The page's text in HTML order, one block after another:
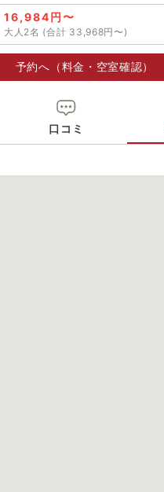
16,984円〜
大人2名 (合計 33,968円〜)
予約へ（料金・空室確認）
口コミ